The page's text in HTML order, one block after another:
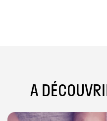
A